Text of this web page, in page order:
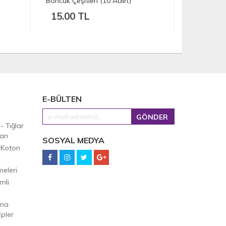
10.00 TL
Tığlar
E-BÜLTEN
SOSYAL MEDYA